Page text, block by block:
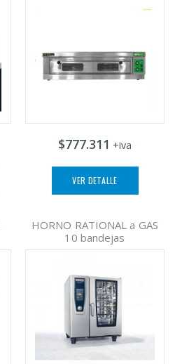
$777.311 +iva
VER DETALLE
HORNO RATIONAL a GAS
10 bandejas